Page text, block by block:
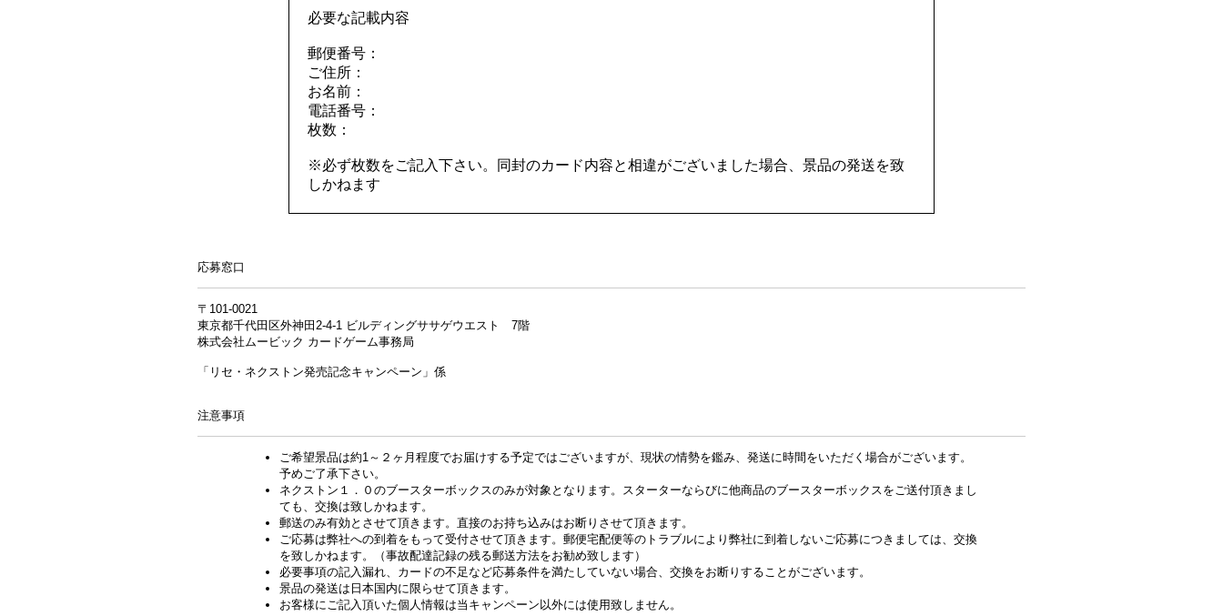
必要な記載内容
郵便番号：
ご住所：
お名前：
電話番号：
枚数：
※必ず枚数をご記⼊下さい。同封のカード内容と相違がございました場合、景品の発送を致
しかねます
応募窓口
〒101-0021
東京都千代田区外神田2-4-1 ビルディングササゲウエスト 7階
株式会社ムービック カードゲーム事務局
「リセ・ネクストン発売記念キャンペーン」係
注意事項
ご希望景品は約1～２ヶ月程度でお届けする予定ではございますが、現状の情勢を鑑み、発送に時間をいただく場合がございます。
予めご了承下さい。
ネクストン１．０のブースターボックスのみが対象となります。スターターならびに他商品のブースターボックスをご送付頂きまし
ても、交換は致しかねます。
郵送のみ有効とさせて頂きます。直接のお持ち込みはお断りさせて頂きます。
ご応募は弊社への到着をもって受付させて頂きます。郵便宅配便等のトラブルにより弊社に到着しないご応募につきましては、交換
を致しかねます。（事故配達記録の残る郵送方法をお勧め致します）
必要事項の記入漏れ、カードの不足など応募条件を満たしていない場合、交換をお断りすることがございます。
景品の発送は日本国内に限らせて頂きます。
お客様にご記入頂いた個人情報は当キャンペーン以外には使用致しません。